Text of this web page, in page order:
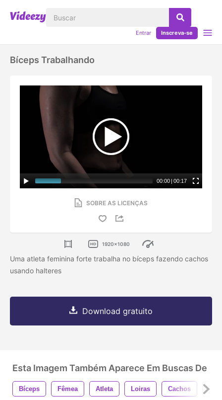
Entrar Inscreva-se
Bíceps Trabalhando
00:00 | 00:17
SOBRE AS LICENÇAS
1920x1080
Uma atleta feminina forte trabalha no bíceps fazendo cachos
usando halteres
Download gratuito
Esta Imagem Também Aparece Em Buscas De
Bíceps Fêmea Atleta Loiras Cachos